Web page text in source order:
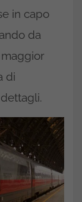
in capo
da
di